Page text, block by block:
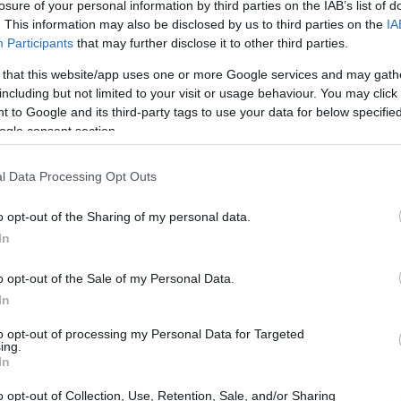
of your personal information by third parties on the IAB’s list of
This information may also be disclosed by us to third parties on the
Participants that may further disclose it to other third parties.
that this website/app uses one or more Google services and may
but not limited to your visit or usage behaviour. You may
to Google and its third-party tags to use your data for below
consent section.
Data Processing Opt Outs
opt-out of the Sharing of my personal data.
opt-out of the Sale of my Personal Data.
opt-out of processing my Personal Data for Targeted
opt-out of Collection, Use, Retention, Sale, and/or Sharing
500% Málaga y Zaragoza con un
y Barcelona
una tendencia al alza que no se limita a una sola